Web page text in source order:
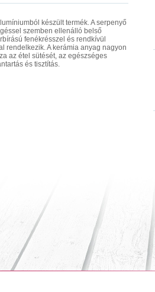
készült termék. A serpenyő
szemben ellenálló belső
fenékrésszel és rendkívül
rendelkezik. A kerámia anyag nagyon
az étel sütését, az egészséges
és tisztítás.